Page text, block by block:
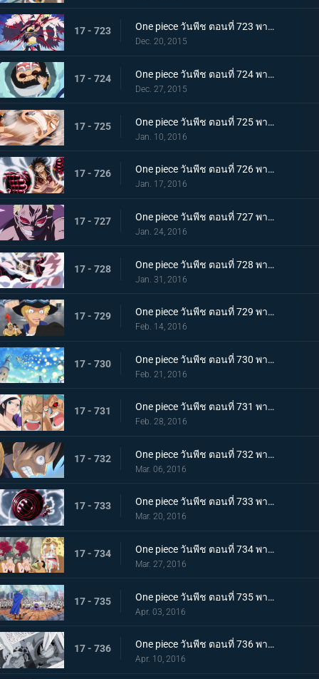
17 - 723 One piece วันพีช ตอนที่ 723 พากย์ไทย การปะทะฮาคิ! ลูฟี่ ปะทะ โดฟลามิงโก้!
Dec. 20, 2015
17 - 724 One piece วันพีช ตอนที่ 724 พากย์ไทย การโจมตีที่ไร้ผล! ความลับที่น่าตกใจของเทรโบล!
Dec. 27, 2015
17 - 725 One piece วันพีช ตอนที่ 725 พากย์ไทย ระเบิดความโกรธ! ฉันจะรับทุกอย่างไว้เอง!
Jan. 10, 2016
17 - 726 One piece วันพีช ตอนที่ 726 พากย์ไทย เกียร์สี่! มนุษย์เด้งดึ๋งสุดประหลาด!
Jan. 17, 2016
17 - 727 One piece วันพีช ตอนที่ 727 พากย์ไทย พลิกผันครั้งใหญ่! พลังที่ตื่นขึ้นของโดฟลามิงโก้!
Jan. 24, 2016
17 - 728 One piece วันพีช ตอนที่ 728 พากย์ไทย ลูฟี่! ทุ่มสุดตัวลีโอบาซูก้า!
Jan. 31, 2016
17 - 729 One piece วันพีช ตอนที่ 729 พากย์ไทย เจ้ามังกรอัคคี! ฉันจะปกป้องชีวิตลูฟี่ให้ได้!
Feb. 14, 2016
17 - 730 One piece วันพีช ตอนที่ 730 พากย์ไทย น้ำแห่งปาฏิหาริย์! การต่อสู้ของมันเชอร์รี่!
Feb. 21, 2016
17 - 731 One piece วันพีช ตอนที่ 731 พากย์ไทย ตราบที่ยังมีชีวิต! ต้องหยุดกรงนกมรณะให้ได้!
Feb. 28, 2016
17 - 732 One piece วันพีช ตอนที่ 732 พากย์ไทย อยู่หรือตาย! การนับถอยหลังของโชคชะตากรรม!
Mar. 06, 2016
17 - 733 One piece วันพีช ตอนที่ 733 พากย์ไทย พิฆาตสวรรค์! คิงคองกันแห่งความโกรธของลูฟี่!
Mar. 20, 2016
17 - 734 One piece วันพีช ตอนที่ 734 พากย์ไทย สู่เสรีภาพ! เดรสโรซ่าปลื้มปิติ!
Mar. 27, 2016
17 - 735 One piece วันพีช ตอนที่ 735 พากย์ไทย ไม่เคยพบไม่เคยเจอ! การตัดสินใจที่น่าตกตะลึงของฟูจิโทระ!
Apr. 03, 2016
17 - 736 One piece วันพีช ตอนที่ 736 พากย์ไทย สะเทือนเลือนลั่น! ยุคสมัยที่เลวร้ายเริ่มขยับตัว!
Apr. 10, 2016